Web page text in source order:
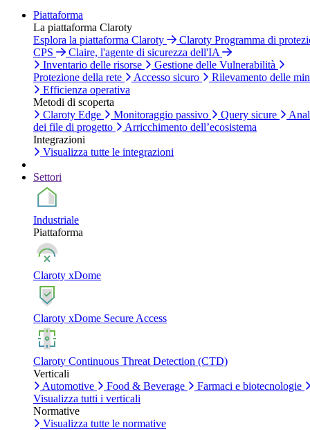
Piattaforma
La piattaforma Claroty
Esplora la piattaforma Claroty
Claroty Programma di
CPS
Claire, l'agente di sicurezza dell'IA
Inventario delle risorse
Gestione delle Vulnerabilità
Protezione della rete
Accesso sicuro
Rilevamento delle
Efficienza operativa
Metodi di scoperta
Claroty Edge
Monitoraggio passivo Query sicure
dei file di progetto
Arricchimento dell’ecosistema
Integrazioni
Visualizza tutte le integrazioni
Settori
Industriale
Piattaforma
Claroty xDome
Claroty xDome Secure Access
Claroty Continuous Threat Detection (CTD)
Verticali
Automotive
Food & Beverage
Farmaci e biotecnologie
Visualizza tutti i verticali
Normative
Visualizza tutte le normative